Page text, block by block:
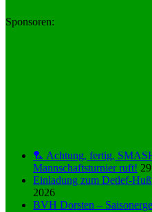
Sponsoren:
🏸 Achtung, fertig,
Mannschaftsturnier ruft!
Einladung zum Detlef-
2026
BVH Dorsten –